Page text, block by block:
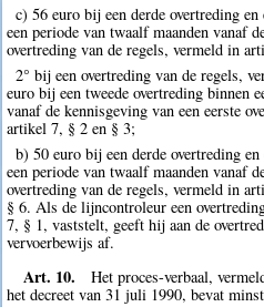
c) 56 euro bij een derde overtreding
een periode van twaalf maanden vanaf
overtreding van de regels, vermeld in
2° bij een overtreding van de regels,
euro bij een tweede overtreding binnen
vanaf de kennisgeving van een eerste
artikel 7, § 2 en § 3;
b) 50 euro bij een derde overtreding
een periode van twaalf maanden vanaf
overtreding van de regels, vermeld in
§ 6. Als de lijncontroleur een
7, § 1, vaststelt, geeft hij aan de
vervoerbewijs af.
Art. 10.
Het proces-verbaal,
het decreet van 31 juli 1990, bevat